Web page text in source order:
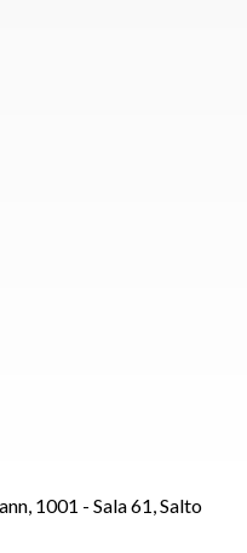
1001 - Sala 61, Salto